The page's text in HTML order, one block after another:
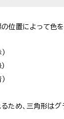
位置によって色を
ため、三角形はグ